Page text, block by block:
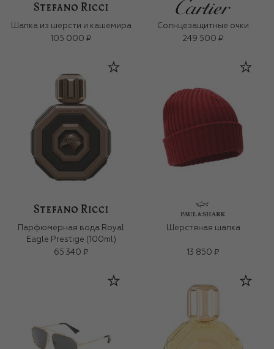
Шапка из шерсти и кашемира
105 000 ₽
Солнцезащитные очки
249 500 ₽
Парфюмерная вода Royal
Eagle Prestige (100ml)
65 340 ₽
Шерстяная шапка
13 850 ₽